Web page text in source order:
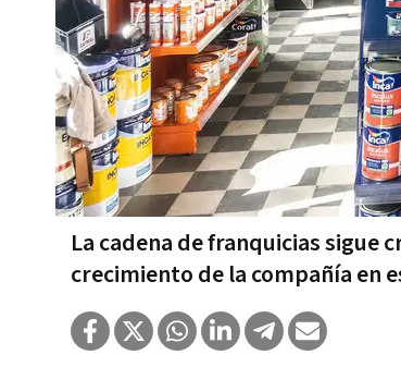
La cadena de franquicias sigue
crecimiento de la compañía en